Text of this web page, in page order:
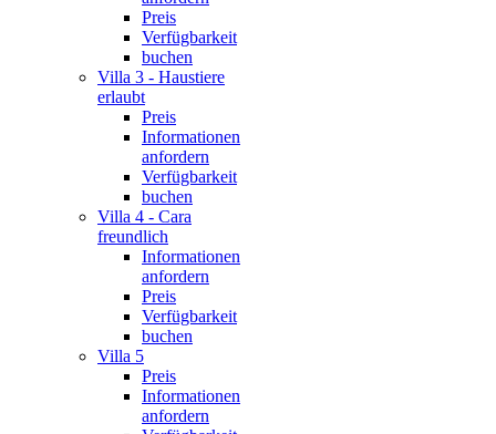
Preis
Verfügbarkeit
buchen
Villa 3 - Haustiere
erlaubt
Preis
Informationen
anfordern
Verfügbarkeit
buchen
Villa 4 - Cara
freundlich
Informationen
anfordern
Preis
Verfügbarkeit
buchen
Villa 5
Preis
Informationen
anfordern